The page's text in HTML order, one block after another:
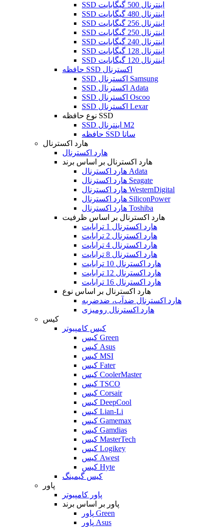
SSD اینترنال 500 گیگابایت
SSD اینترنال 480 گیگابایت
SSD اینترنال 256 گیگابایت
SSD اینترنال 250 گیگابایت
SSD اینترنال 240 گیگابایت
SSD اینترنال 128 گیگابایت
SSD اینترنال 120 گیگابایت
حافظه SSD اکسترنال
SSD اکسترنال Samsung
SSD اکسترنال Adata
SSD اکسترنال Oscoo
SSD اکسترنال Lexar
نوع حافظه SSD
SSD اینترنال M2
حافظه SSD ساتا
هارد اکسترنال
هارد اکسترنال
هارد اکسترنال بر اساس برند
هارد اکسترنال Adata
هارد اکسترنال Seagate
هارد اکسترنال WesternDigital
هارد اکسترنال SiliconPower
هارد اکسترنال Toshiba
هارد اکسترنال بر اساس ظرفیت
هارد اکسترنال 1 ترابایت
هارد اکسترنال 2 ترابایت
هارد اکسترنال 4 ترابایت
هارد اکسترنال 8 ترابایت
هارد اکسترنال 10 ترابایت
هارد اکسترنال 12 ترابایت
هارد اکسترنال 16 ترابایت
هارد اکسترنال بر اساس نوع
هارد اکسترنال ضدآب، ضدضربه
هارد اکسترنال رومیزی
کیس
کیس کامپیوتر
کیس Green
کیس Asus
کیس MSI
کیس Fater
کیس CoolerMaster
کیس TSCO
کیس Corsair
کیس DeepCool
کیس Lian-Li
کیس Gamemax
کیس Gamdias
کیس MasterTech
کیس Logikey
کیس Awest
کیس Hyte
کیس گیمینگ
پاور
پاور کامپیوتر
پاور بر اساس برند
پاور Green
پاور Asus